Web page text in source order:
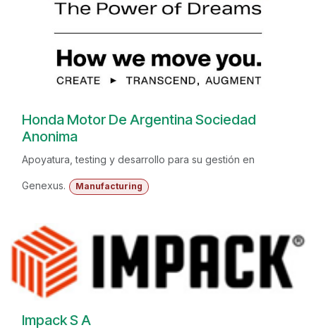
Honda Motor De Argentina Sociedad
Anonima
Apoyatura, testing y desarrollo para su gestión en
Genexus. Manufacturing
Impack S A